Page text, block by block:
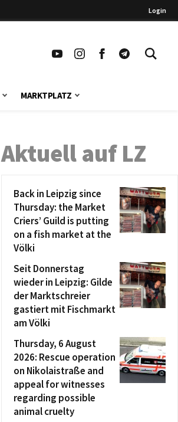
Login
MARKTPLATZ
Aktuell auf LZ
Back in Leipzig since
Thursday: the Market
Criers’ Guild is putting
on a fish market at the
Völki
Seit Donnerstag
wieder in Leipzig: Gilde
der Marktschreier
gastiert mit Fischmarkt
am Völki
Thursday, 6 August
2026: Rescue operation
on Nikolaistraße and
appeal for witnesses
regarding possible
animal cruelty